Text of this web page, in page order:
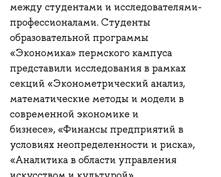
между студентами и исследователями-
профессионалами. Студенты
образовательной программы
«Экономика» пермского кампуса
представили исследования в рамках
секций «Эконометрический анализ,
математические методы и модели в
современной экономике и
бизнесе», «Финансы предприятий в
условиях неопределенности и риска»,
«Аналитика в области управления